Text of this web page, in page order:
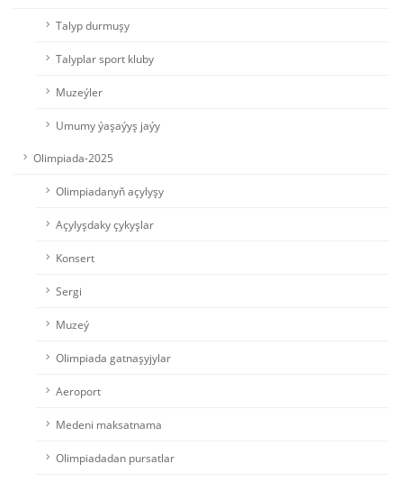
Talyp durmuşy
Talyplar sport kluby
Muzeýler
Umumy ýaşaýyş jaýy
Olimpiada-2025
Olimpiadanyň açylyşy
Açylyşdaky çykyşlar
Konsert
Sergi
Muzeý
Olimpiada gatnaşyjylar
Aeroport
Medeni maksatnama
Olimpiadadan pursatlar